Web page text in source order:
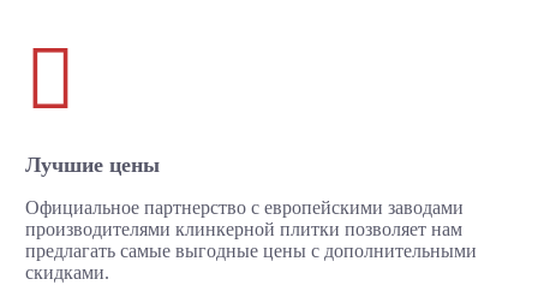

Лучшие цены
Официальное партнерство с европейскими заводами
производителями клинкерной плитки позволяет нам
предлагать самые выгодные цены с дополнительными
скидками.